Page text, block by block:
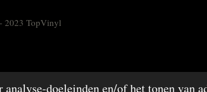
doeleinden en/of het tonen van
2023 TopVinyl